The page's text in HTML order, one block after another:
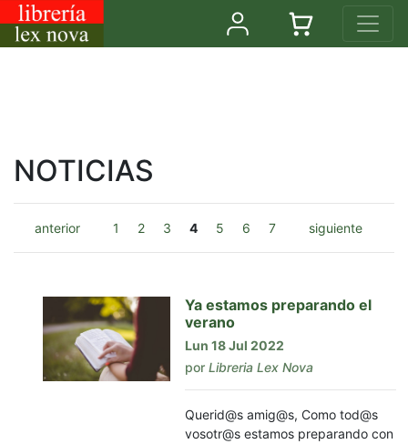
NOTICIAS
anterior 1 2 3 4 5 6 7 siguiente
Ya estamos preparando el
verano
Lun 18 Jul 2022
por Libreria Lex Nova
Querid@s amig@s, Como tod@s
vosotr@s estamos preparando con